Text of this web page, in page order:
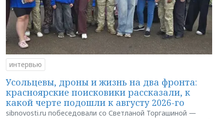
интервью
Усольцевы, дроны и жизнь на два фронта:
красноярские поисковики рассказали, к
какой черте подошли к августу 2026-го
sibnovosti.ru побеседовали со Светланой Торгашиной —